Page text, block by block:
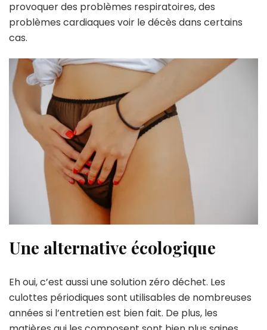
provoquer des problèmes respiratoires, des
problèmes cardiaques voir le décès dans certains
cas.
Une alternative écologique
Eh oui, c’est aussi une solution zéro déchet. Les
culottes périodiques sont utilisables de nombreuses
années si l’entretien est bien fait. De plus, les